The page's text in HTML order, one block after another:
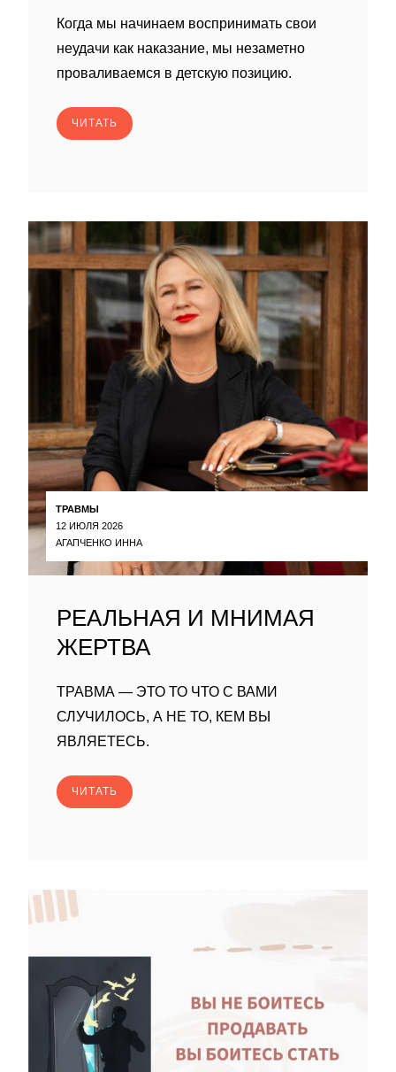
Когда мы начинаем воспринимать свои
неудачи как наказание, мы незаметно
проваливаемся в детскую позицию.
ЧИТАТЬ
ТРАВМЫ
12 ИЮЛЯ 2026
АГАПЧЕНКО ИННА
РЕАЛЬНАЯ И МНИМАЯ
ЖЕРТВА
ТРАВМА — ЭТО ТО ЧТО С ВАМИ
СЛУЧИЛОСЬ, А НЕ ТО, КЕМ ВЫ
ЯВЛЯЕТЕСЬ.
ЧИТАТЬ